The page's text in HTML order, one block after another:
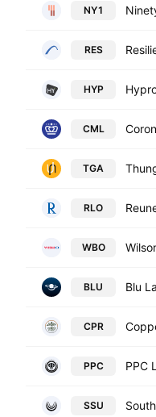
NY1
RES
HYP
CML
TGA
RLO
WBO
BLU
CPR
PPC PPC
SSU